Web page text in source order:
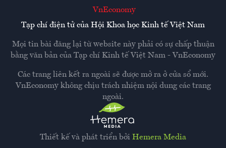
Thiết kế và phát triển bởi Hemera Media
VnEconomy
Tạp chí điện tử của Hội Khoa học Kinh tế Việt Nam
Mọi tin bài đăng lại từ website này phải có sự chấp thuận
bằng văn bản của Tạp chí Kinh tế Việt Nam - VnEconomy
Các trang liên kết ra ngoài sẽ được mở ra ở cửa sổ mới.
VnEconomy không chịu trách nhiệm nội dung các trang
ngoài.